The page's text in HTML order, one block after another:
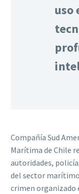
uso
Compañía Sud
Marítima de Chile
autoridades,
del sector
crimen organizado